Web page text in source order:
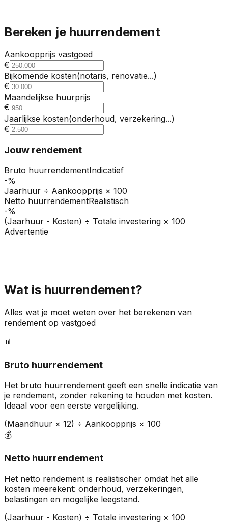
Bereken je huurrendement
Aankoopprijs vastgoed
€
Bijkomende kosten(notaris, renovatie...)
€
Maandelijkse huurprijs
€
Jaarlijkse kosten(onderhoud, verzekering...)
€
Jouw rendement
Bruto huurrendementIndicatief
-%
Jaarhuur ÷ Aankoopprijs × 100
Netto huurrendementRealistisch
-%
(Jaarhuur - Kosten) ÷ Totale investering × 100
Advertentie
Wat is huurrendement?
Alles wat je moet weten over het berekenen van
rendement op vastgoed
📊
Bruto huurrendement
Het bruto huurrendement geeft een snelle indicatie van
je rendement, zonder rekening te houden met kosten.
Ideaal voor een eerste vergelijking.
(Maandhuur × 12) ÷ Aankoopprijs × 100
💰
Netto huurrendement
Het netto rendement is realistischer omdat het alle
kosten meerekent: onderhoud, verzekeringen,
belastingen en mogelijke leegstand.
(Jaarhuur - Kosten) ÷ Totale investering × 100